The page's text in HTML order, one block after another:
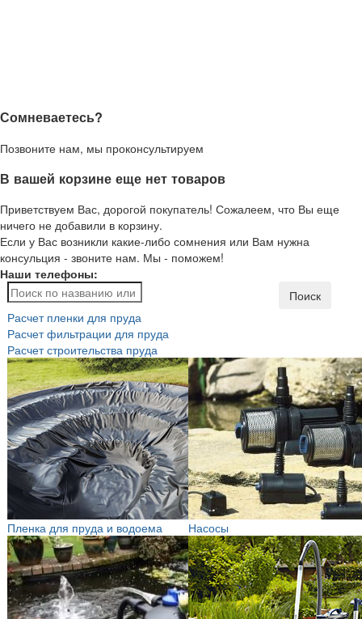
Сомневаетесь?
Позвоните нам, мы проконсультируем
В вашей корзине еще нет товаров
Приветствуем Вас, дорогой покупатель! Сожалеем, что Вы еще
ничего не добавили в корзину.
Если у Вас возникли какие-либо сомнения или Вам нужна
консульция - звоните нам. Мы - поможем!
Наши телефоны:
Поиск
Расчет пленки для пруда
Расчет фильтрации для пруда
Расчет строительства пруда
Пленка для пруда и водоема Насосы